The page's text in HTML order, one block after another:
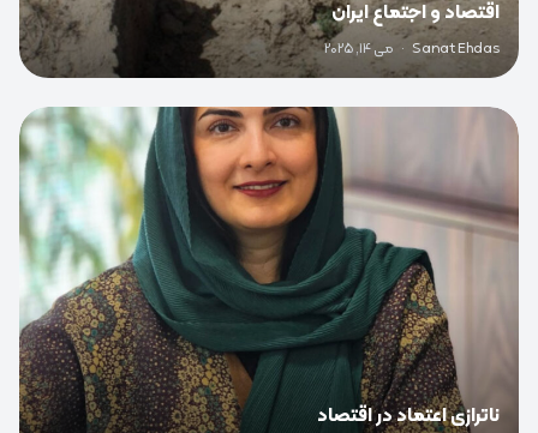
اقتصاد و اجتماع ایران
Sanat Ehdas
· می 14, 2025
ناترازی اعتماد در اقتصاد